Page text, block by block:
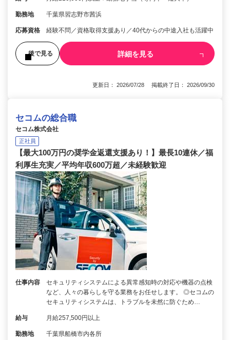
勤務地 千葉県習志野市茜浜
応募資格 経験不問／資格取得支援あり／40代からの中途入社も活躍中
後で見る 詳細を見る
更新日： 2026/07/28 掲載終了日： 2026/09/30
セコムの総合職
セコム株式会社
正社員
【最大100万円の奨学金返還支援あり！】最長10連休／福
利厚生充実／平均年収600万超／未経験歓迎
仕事内容
セキュリティシステムによる異常感知時の対応や機器の点検
など、人々の暮らしを守る業務をお任せします。 ◎セコムの
セキュリティシステムは、トラブルを未然に防ぐため…
給与 月給257,500円以上
勤務地 千葉県船橋市内各所